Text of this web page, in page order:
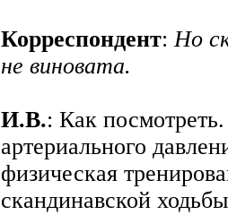
Корреспондент:Но
не виновата.
И.В.: Как
артериального
физическая
скандинавской